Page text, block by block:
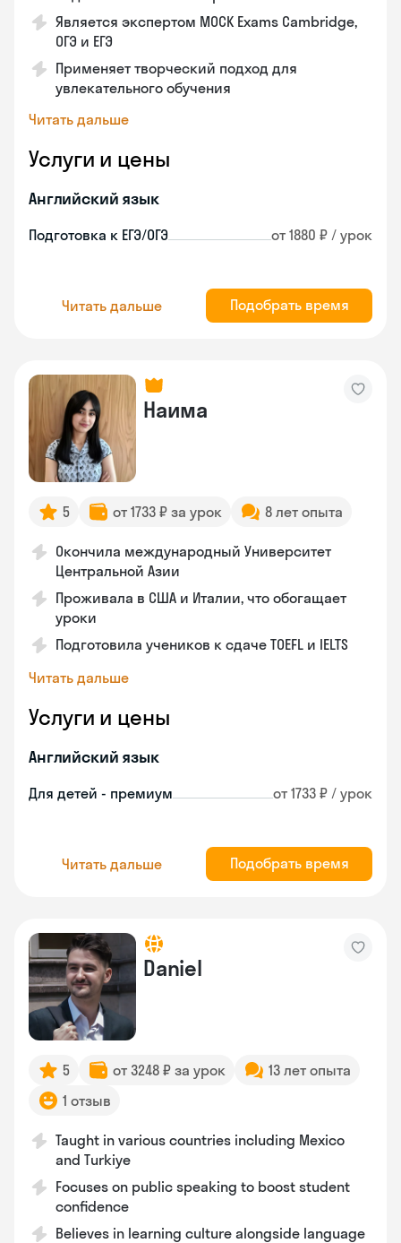
Является экспертом MOCK Exams Cambridge,
ОГЭ и ЕГЭ
Применяет творческий подход для
увлекательного обучения
Читать дальше
Услуги и цены
Английский язык
Подготовка к ЕГЭ/ОГЭ от 1880 ₽ / урок
Читать дальше Подобрать время
Наима
5 от 1733 ₽ за урок 8 лет опыта
Окончила международный Университет
Центральной Азии
Проживала в США и Италии, что обогащает
уроки
Подготовила учеников к сдаче TOEFL и IELTS
Читать дальше
Услуги и цены
Английский язык
Для детей - премиум от 1733 ₽ / урок
Читать дальше Подобрать время
Daniel
5 от 3248 ₽ за урок
13 лет опыта
1 отзыв
Taught in various countries including Mexico
and Turkiye
Focuses on public speaking to boost student
confidence
Believes in learning culture alongside language